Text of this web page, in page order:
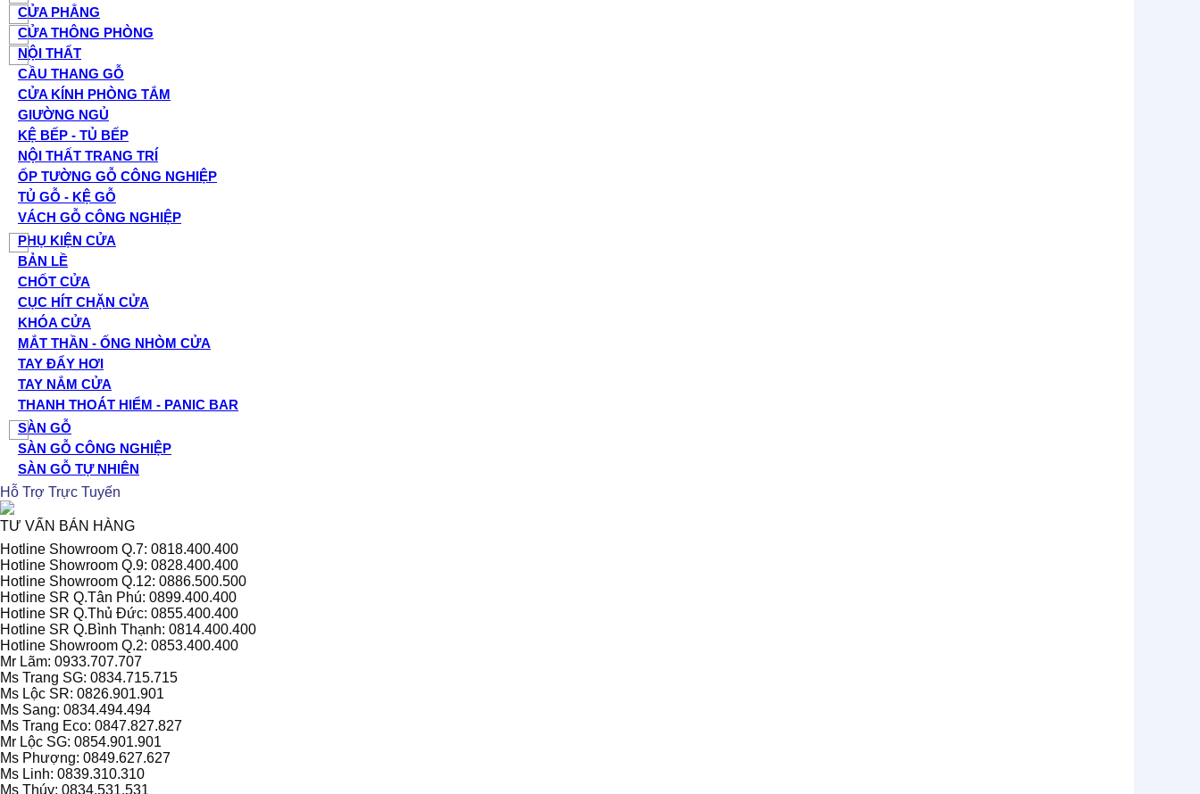
CỬA PHẲNG
CỬA THÔNG PHÒNG
NỘI THẤT
CẦU THANG GỖ
CỬA KÍNH PHÒNG TẮM
GIƯỜNG NGỦ
KỆ BẾP - TỦ BẾP
NỘI THẤT TRANG TRÍ
ỐP TƯỜNG GỖ CÔNG NGHIỆP
TỦ GỖ - KỆ GỖ
VÁCH GỖ CÔNG NGHIỆP
PHỤ KIỆN CỬA
BẢN LỀ
CHỐT CỬA
CỤC HÍT CHẶN CỬA
KHÓA CỬA
MẮT THẦN - ỐNG NHÒM CỬA
TAY ĐẨY HƠI
TAY NẮM CỬA
THANH THOÁT HIỂM - PANIC BAR
SÀN GỖ
SÀN GỖ CÔNG NGHIỆP
SÀN GỖ TỰ NHIÊN
Hỗ Trợ Trực Tuyến
TƯ VẤN BÁN HÀNG
Hotline Showroom Q.7: 0818.400.400
Hotline Showroom Q.9: 0828.400.400
Hotline Showroom Q.12: 0886.500.500
Hotline SR Q.Tân Phú: 0899.400.400
Hotline SR Q.Thủ Đức: 0855.400.400
Hotline SR Q.Bình Thạnh: 0814.400.400
Hotline Showroom Q.2: 0853.400.400
Mr Lãm: 0933.707.707
Ms Trang SG: 0834.715.715
Ms Lộc SR: 0826.901.901
Ms Sang: 0834.494.494
Ms Trang Eco: 0847.827.827
Mr Lộc SG: 0854.901.901
Ms Phượng: 0849.627.627
Ms Linh: 0839.310.310
Ms Thúy: 0834.531.531